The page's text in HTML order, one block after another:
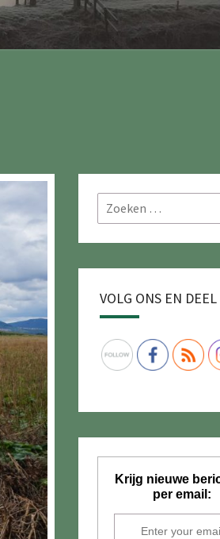
Zoeken
naar:
VOLG ONS EN
Krijg nieuwe
per email: